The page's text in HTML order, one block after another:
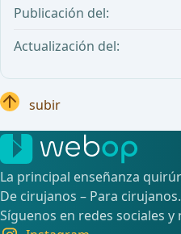
Publicación del:
Actualización del:
subir
La principal enseñanza
De cirujanos – Para cirujanos.
Síguenos en redes sociales